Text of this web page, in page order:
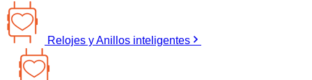
Relojes y Anillos inteligentes